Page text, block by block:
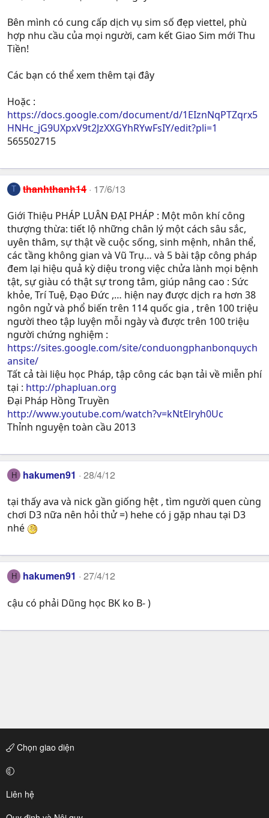
Bên mình có cung cấp dịch vụ sim số đẹp viettel, phù
hợp nhu cầu của mọi người, cam kết Giao Sim mới Thu
Tiền!
Các bạn có thể xem thêm tại đây
Hoặc :
https://docs.google.com/document/d/1EIznNqPTZqrx5
HNHc_jG9UXpxV9t2JzXXGYhRYwFsIY/edit?pli=1
565502715
T thanhthanh14 17/6/13
Giới Thiệu PHÁP LUÂN ĐẠI PHÁP : Một môn khí công
thượng thừa: tiết lộ những chân lý một cách sâu sắc,
uyên thâm, sự thật về cuộc sống, sinh mệnh, nhân thể,
các tầng không gian và Vũ Trụ… và 5 bài tập công pháp
đem lại hiệu quả kỳ diệu trong việc chửa lành mọi bệnh
tật, sự giàu có thật sự trong tâm, giúp nâng cao : Sức
khỏe, Trí Tuệ, Ðạo Ðức ,… hiện nay được dịch ra hơn 38
ngôn ngử và phổ biến trên 114 quốc gia , trên 100 triệu
người theo tập luyện mỗi ngày và được trên 100 triệu
người chứng nghiệm :
https://sites.google.com/site/conduongphanbonquych
ansite/
Tất cả tài liệu học Pháp, tập công các bạn tải về miễn phí
tại : http://phapluan.org
Đại Pháp Hồng Truyền
http://www.youtube.com/watch?v=kNtElryh0Uc
Thỉnh nguyện toàn cầu 2013
H hakumen91 28/4/12
tại thấy ava và nick gần giống hệt , tìm người quen cùng
chơi D3 nữa nên hỏi thử =) hehe có j gặp nhau tại D3
nhé
H hakumen91 27/4/12
cậu có phải Dũng học BK ko B- )
Chọn giao diện
Liên hệ